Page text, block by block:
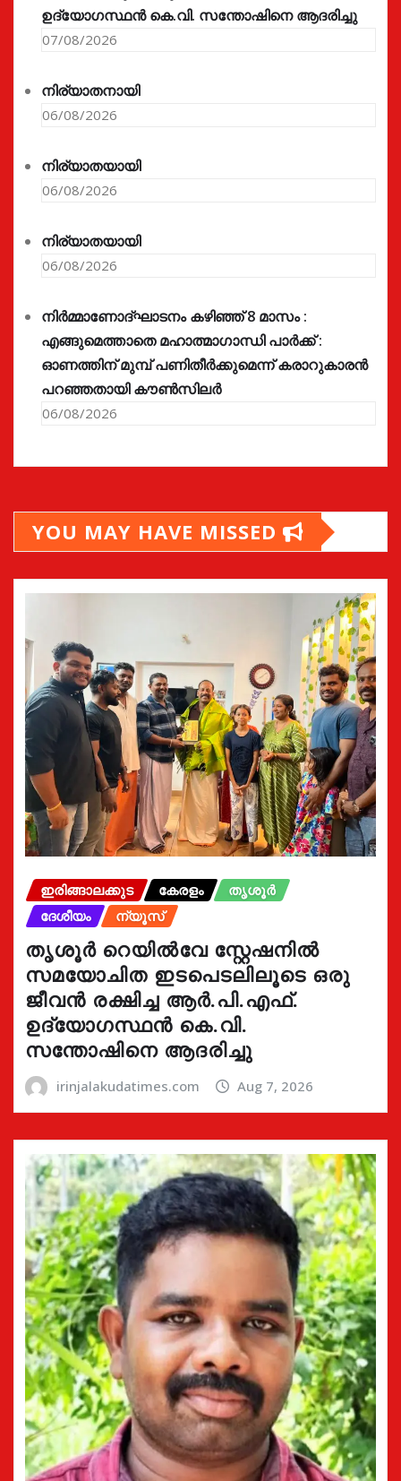
ഉദ്യോഗസ്ഥൻ കെ.വി. സന്തോഷിനെ ആദരിച്ചു
07/08/2026
നിര്യാതനായി
06/08/2026
നിര്യാതയായി
06/08/2026
നിര്യാതയായി
06/08/2026
നിർമ്മാണോദ്ഘാടനം കഴിഞ്ഞ് 8 മാസം :
എങ്ങുമെത്താതെ മഹാത്മാഗാന്ധി പാർക്ക് :
ഓണത്തിന് മുമ്പ് പണിതീർക്കുമെന്ന് കരാറുകാരൻ
പറഞ്ഞതായി കൗൺസിലർ
06/08/2026
YOU MAY HAVE MISSED
ഇരിങ്ങാലക്കുട കേരളം
തൃശൂർ
ദേശീയം
ന്യൂസ്
തൃശൂർ റെയിൽവേ സ്റ്റേഷനിൽ
സമയോചിത ഇടപെടലിലൂടെ ഒരു
ജീവൻ രക്ഷിച്ച ആർ.പി.എഫ്.
ഉദ്യോഗസ്ഥൻ കെ.വി.
സന്തോഷിനെ ആദരിച്ചു
irinjalakudatimes.com Aug 7, 2026